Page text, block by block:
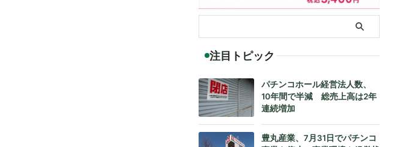
注目トピック
パチンコホール経営法人数、
10年間で半減 総売上高は2年
連続増加
豊丸産業、7月31日でパチンコ